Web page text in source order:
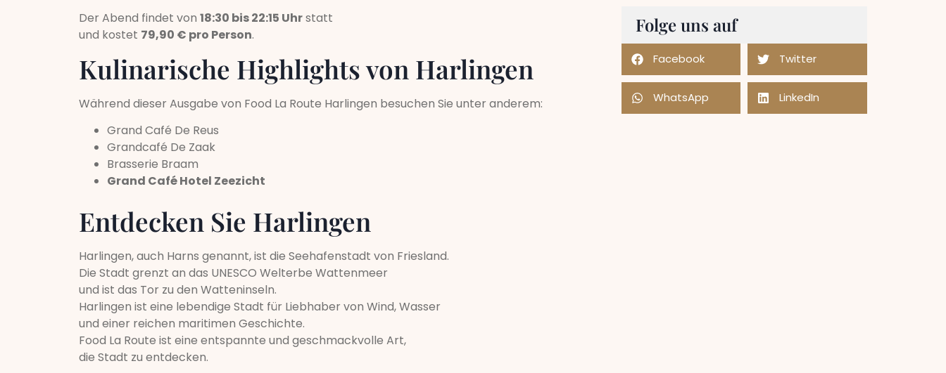
Der Abend findet von 18:30 bis 22:15 Uhrstatt
und kostet 79,90 € pro Person.
Kulinarische Highlights von Harlingen
Während dieser Ausgabe von Food La Route Harlingen besuchen Sie unter anderem:
Grand Café De Reus
Grandcafé De Zaak
Brasserie Braam
Grand Café Hotel Zeezicht
Entdecken Sie Harlingen
Harlingen, auch Harns genannt, ist die Seehafenstadt von Friesland.
Die Stadt grenzt an das UNESCO Welterbe Wattenmeer
und ist das Tor zu den Watteninseln.
Harlingen ist eine lebendige Stadt für Liebhaber von Wind, Wasser
und einer reichen maritimen Geschichte.
Food La Route ist eine entspannte und geschmackvolle Art,
die Stadt zu entdecken.
Folge uns auf
Facebook Twitter
WhatsApp LinkedIn